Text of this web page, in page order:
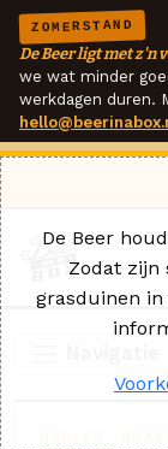
ZOMERSTAND
De Beer ligt met z'n
we wat minder
werkdagen duren.
De Beer
Zodat zijn
grasduinen